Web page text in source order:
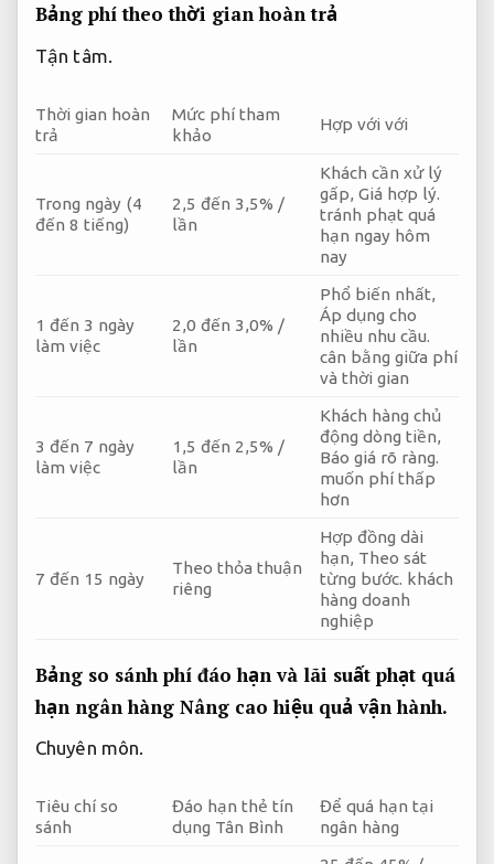
Bảng phí theo thời gian hoàn trả
Tận tâm.
Thời gian hoàn
trả
Mức phí tham
khảo
Hợp với với
Trong ngày (4
đến 8 tiếng)
2,5 đến 3,5% /
lần
Khách cần xử lý
gấp, Giá hợp lý.
tránh phạt quá
hạn ngay hôm
nay
1 đến 3 ngày
làm việc
2,0 đến 3,0% /
lần
Phổ biến nhất,
Áp dụng cho
nhiều nhu cầu.
cân bằng giữa phí
và thời gian
3 đến 7 ngày
làm việc
1,5 đến 2,5% /
lần
Khách hàng chủ
động dòng tiền,
Báo giá rõ ràng.
muốn phí thấp
hơn
7 đến 15 ngày
Theo thỏa thuận
riêng
Hợp đồng dài
hạn, Theo sát
từng bước. khách
hàng doanh
nghiệp
Bảng so sánh phí đáo hạn và lãi suất phạt quá
hạn ngân hàng Nâng cao hiệu quả vận hành.
Chuyên môn.
Tiêu chí so
sánh
Đáo hạn thẻ tín
dụng Tân Bình
Để quá hạn tại
ngân hàng